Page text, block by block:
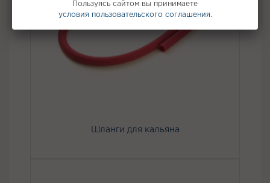
Шланги для кальяна
Пользуясь сайтом вы принимаете
условия пользовательского соглашения.